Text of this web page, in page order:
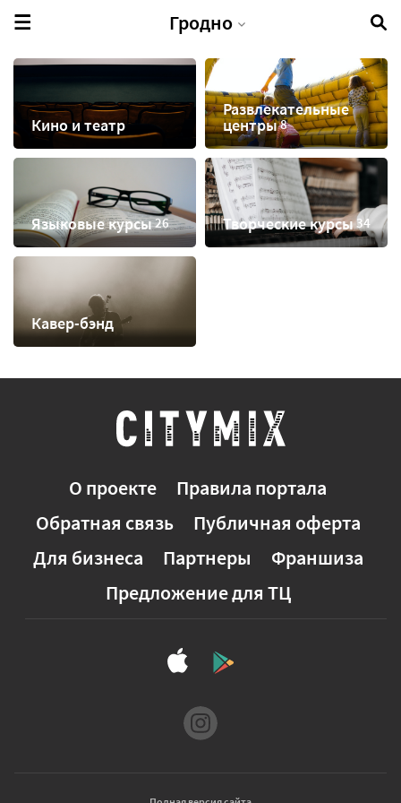
Гродно
Кино и театр
Развлекательные
центры
Языковые курсы Творческие курсы
Кавер-бэнд
О проекте
Правила портала
Обратная связь
Публичная оферта
Для бизнеса
Партнеры
Франшиза
Предложение для ТЦ